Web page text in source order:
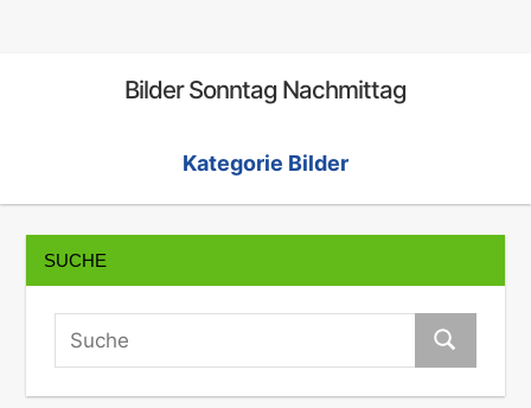
Bilder Sonntag Nachmittag
Kategorie Bilder
SUCHE